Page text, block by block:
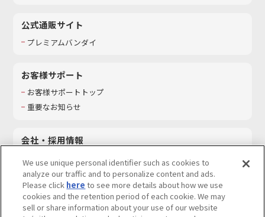
公式通販サイト
プレミアムバンダイ
お客様サポート
お客様サポートトップ
重要なお知らせ
会社・採用情報
採用情報
サステナビリティ
お問い合わせ
We use unique personal identifier such as cookies to
analyze our traffic and to personalize content and ads.
Please click here to see more details about how we use
cookies and the retention period of each cookie. We may
sell or share information about your use of our website